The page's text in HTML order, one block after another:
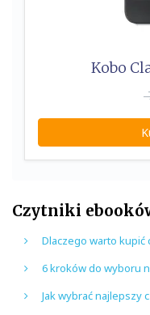
Kobo
Czytniki
Dlaczego warto
6 kroków do wyboru
Jak wybrać najlepszy